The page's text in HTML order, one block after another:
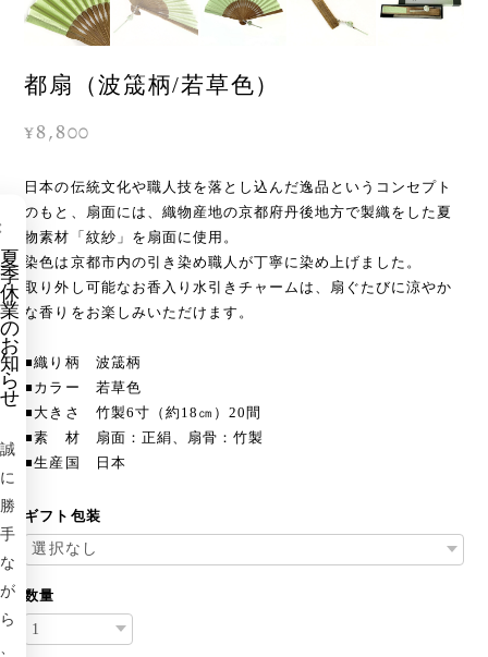
都扇（波筬柄/若草色）
¥8,800
日本の伝統文化や職人技を落とし込んだ逸品というコンセプト
のもと、扇面には、織物産地の京都府丹後地方で製織をした夏
物素材「紋紗」を扇面に使用。
染色は京都市内の引き染め職人が丁寧に染め上げました。
取り外し可能なお香入り水引きチャームは、扇ぐたびに涼やか
な香りをお楽しみいただけます。
■織り柄 波筬柄
■カラー 若草色
■大きさ 竹製6寸（約18㎝）20間
■素 材 扇面：正絹、扇骨：竹製
■生産国 日本
ギフト包装
数量
夏
季
休
業
の
お
知
ら
せ
誠
に
勝
手
な
が
ら